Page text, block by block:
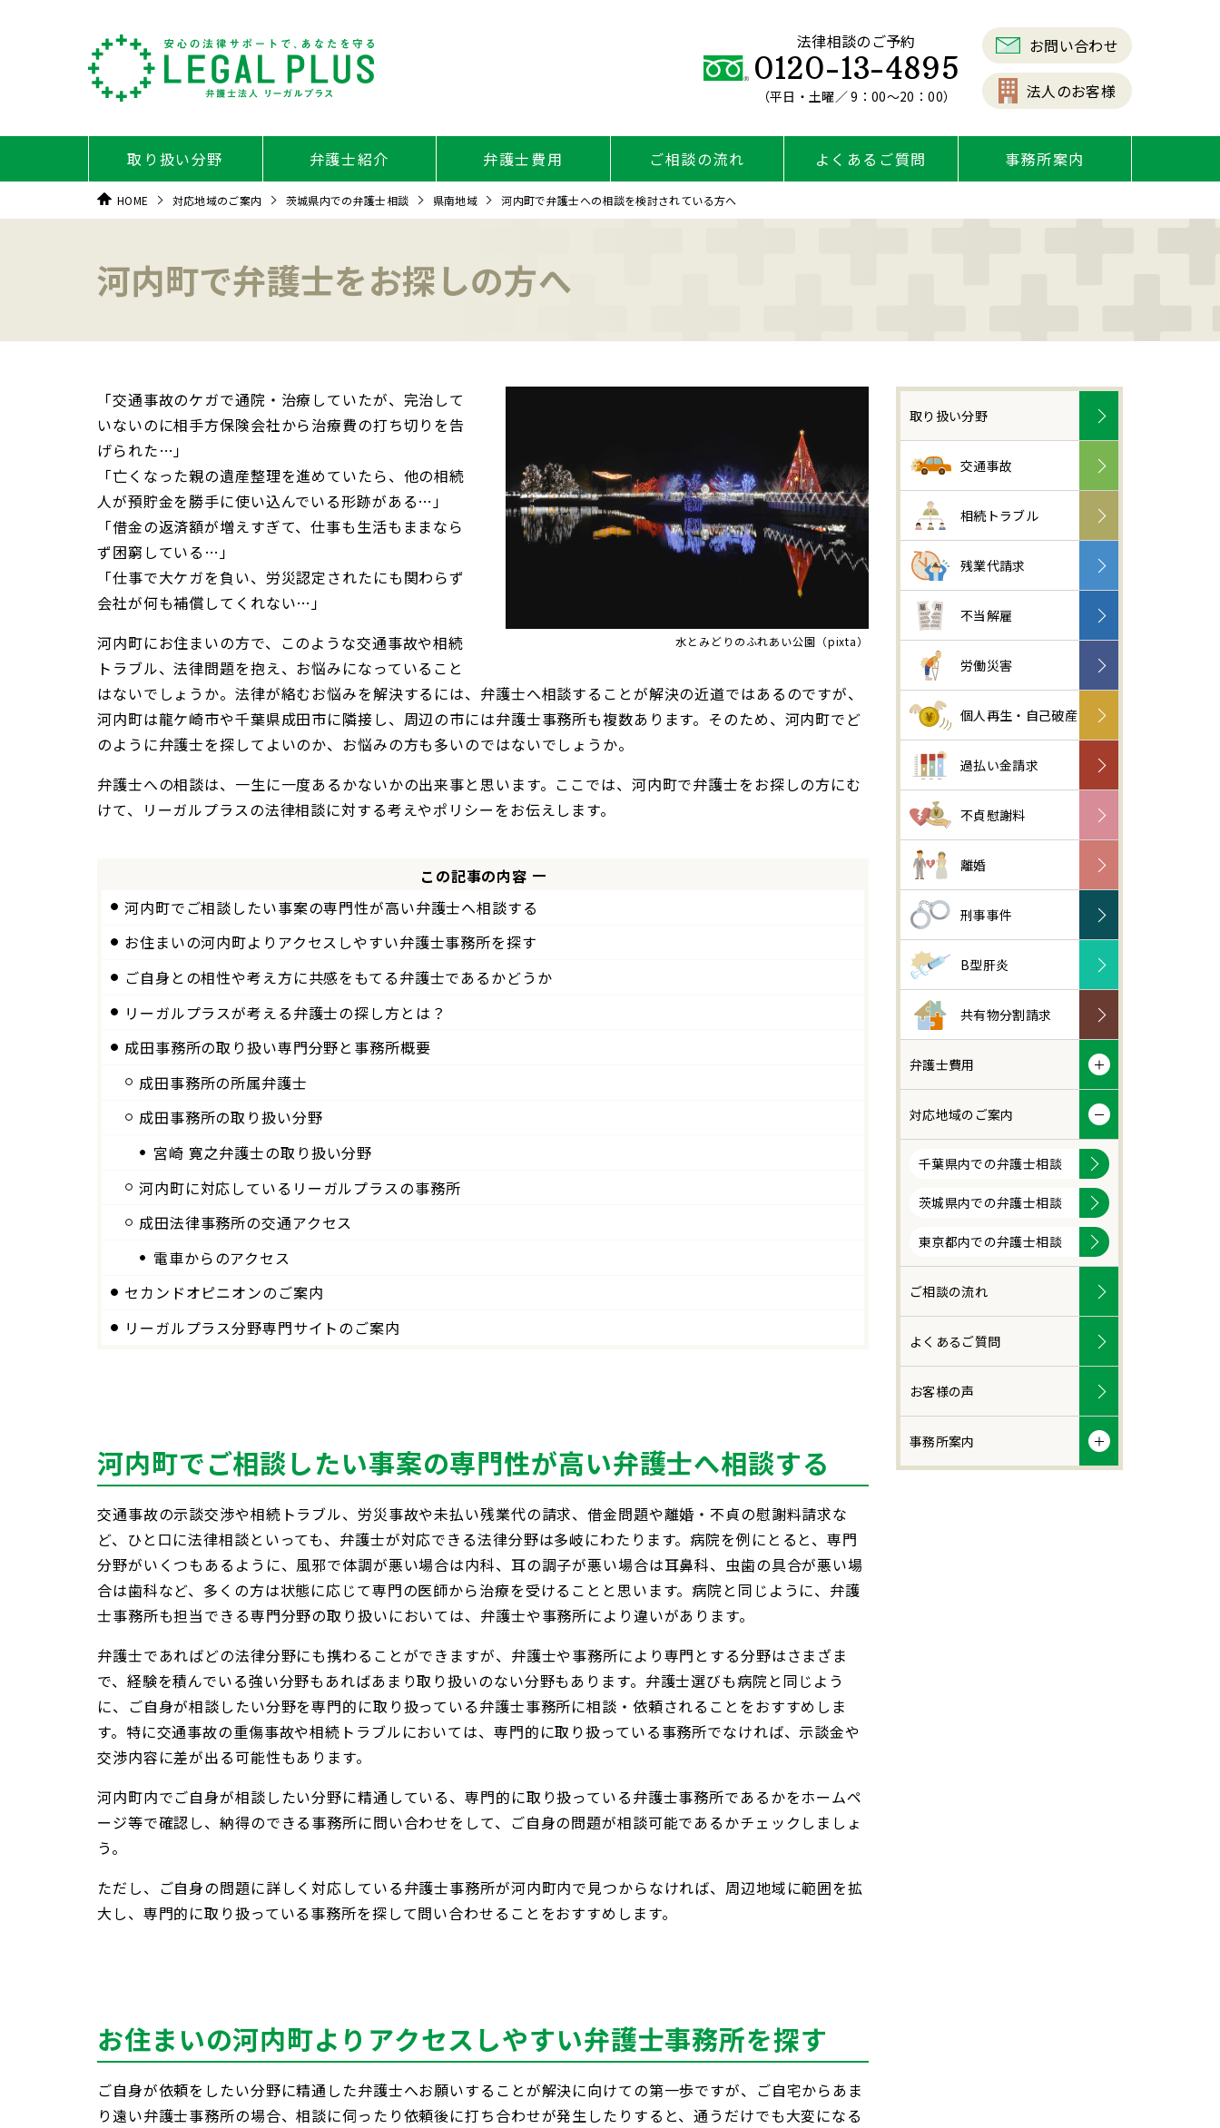
法律相談のご予約
0120-13-4895
（平日・土曜／ 9：00～20：00）
お問い合わせ
法人のお客様
取り扱い分野 弁護士紹介 弁護士費用 ご相談の流れ よくあるご質問 事務所案内
HOME 対応地域のご案内 茨城県内での弁護士相談 県南地域 河内町で弁護士への相談を検討されている方へ
河内町で弁護士をお探しの方へ
水とみどりのふれあい公園（pixta）
「交通事故のケガで通院・治療していたが、完治して
いないのに相手方保険会社から治療費の打ち切りを告
げられた…」
「亡くなった親の遺産整理を進めていたら、他の相続
人が預貯金を勝手に使い込んでいる形跡がある…」
「借金の返済額が増えすぎて、仕事も生活もままなら
ず困窮している…」
「仕事で大ケガを負い、労災認定されたにも関わらず
会社が何も補償してくれない…」
河内町にお住まいの方で、このような交通事故や相続
トラブル、法律問題を抱え、お悩みになっていること
はないでしょうか。法律が絡むお悩みを解決するには、弁護士へ相談することが解決の近道ではあるのですが、
河内町は龍ケ崎市や千葉県成田市に隣接し、周辺の市には弁護士事務所も複数あります。そのため、河内町でど
のように弁護士を探してよいのか、お悩みの方も多いのではないでしょうか。
弁護士への相談は、一生に一度あるかないかの出来事と思います。ここでは、河内町で弁護士をお探しの方にむ
けて、リーガルプラスの法律相談に対する考えやポリシーをお伝えします。
この記事の内容
河内町でご相談したい事案の専門性が高い弁護士へ相談する
お住まいの河内町よりアクセスしやすい弁護士事務所を探す
ご自身との相性や考え方に共感をもてる弁護士であるかどうか
リーガルプラスが考える弁護士の探し方とは？
成田事務所の取り扱い専門分野と事務所概要
成田事務所の所属弁護士
成田事務所の取り扱い分野
宮崎 寛之弁護士の取り扱い分野
河内町に対応しているリーガルプラスの事務所
成田法律事務所の交通アクセス
電車からのアクセス
セカンドオピニオンのご案内
リーガルプラス分野専門サイトのご案内
河内町でご相談したい事案の専門性が高い弁護士へ相談する
交通事故の示談交渉や相続トラブル、労災事故や未払い残業代の請求、借金問題や離婚・不貞の慰謝料請求な
ど、ひと口に法律相談といっても、弁護士が対応できる法律分野は多岐にわたります。病院を例にとると、専門
分野がいくつもあるように、風邪で体調が悪い場合は内科、耳の調子が悪い場合は耳鼻科、虫歯の具合が悪い場
合は歯科など、多くの方は状態に応じて専門の医師から治療を受けることと思います。病院と同じように、弁護
士事務所も担当できる専門分野の取り扱いにおいては、弁護士や事務所により違いがあります。
弁護士であればどの法律分野にも携わることができますが、弁護士や事務所により専門とする分野はさまざま
で、経験を積んでいる強い分野もあればあまり取り扱いのない分野もあります。弁護士選びも病院と同じよう
に、ご自身が相談したい分野を専門的に取り扱っている弁護士事務所に相談・依頼されることをおすすめしま
す。特に交通事故の重傷事故や相続トラブルにおいては、専門的に取り扱っている事務所でなければ、示談金や
交渉内容に差が出る可能性もあります。
河内町内でご自身が相談したい分野に精通している、専門的に取り扱っている弁護士事務所であるかをホームペ
ージ等で確認し、納得のできる事務所に問い合わせをして、ご自身の問題が相談可能であるかチェックしましょ
う。
ただし、ご自身の問題に詳しく対応している弁護士事務所が河内町内で見つからなければ、周辺地域に範囲を拡
大し、専門的に取り扱っている事務所を探して問い合わせることをおすすめします。
お住まいの河内町よりアクセスしやすい弁護士事務所を探す
ご自身が依頼をしたい分野に精通した弁護士へお願いすることが解決に向けての第一歩ですが、ご自宅からあま
り遠い弁護士事務所の場合、相談に伺ったり依頼後に打ち合わせが発生したりすると、通うだけでも大変になる
取り扱い分野
交通事故
相続トラブル
残業代請求
不当解雇
労働災害
個人再生・自己破産
過払い金請求
不貞慰謝料
離婚
刑事事件
B型肝炎
共有物分割請求
弁護士費用
対応地域のご案内
千葉県内での弁護士相談
茨城県内での弁護士相談
東京都内での弁護士相談
ご相談の流れ
よくあるご質問
お客様の声
事務所案内